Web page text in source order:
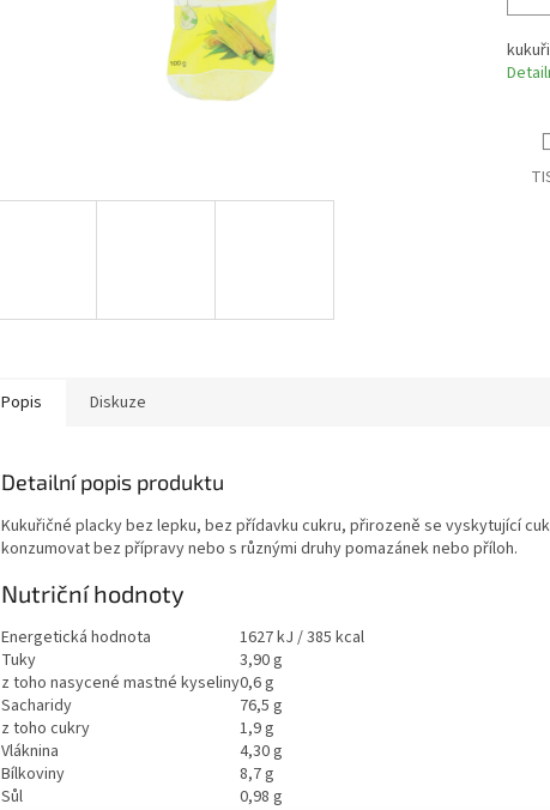
Popis Diskuze
Detailní popis produktu
Kukuřičné placky bez lepku, bez přídavku cukru, přirozeně se vyskytující
konzumovat bez přípravy nebo s různými druhy pomazánek nebo příloh.
Nutriční hodnoty
Energetická hodnota
1627 kJ / 385 kcal
Tuky
3,90 g
z toho nasycené mastné kyseliny0,6 g
Sacharidy
76,5 g
z toho cukry
1,9 g
Vláknina
4,30 g
Bílkoviny
8,7 g
Sůl
0,98 g